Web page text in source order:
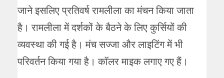
जाने इसलिए प्रतिवर्ष रामलीला का मंचन किया जाता
है। रामलीला में दर्शकों के बैठने के लिए कुर्सियों की
व्यवस्था की गई है। मंच सज्जा और लाइटिंग में भी
परिवर्तन किया गया है। कॉलर माइक लगाए गए हैं।